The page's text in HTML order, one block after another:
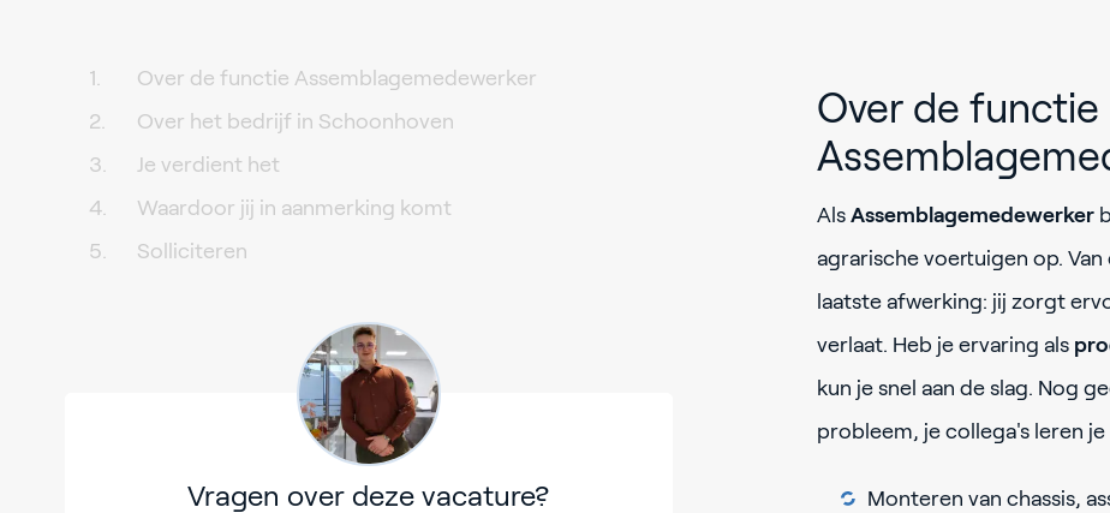
Over de functie Assemblagemedewerker
Over het bedrijf in Schoonhoven
Je verdient het
Waardoor jij in aanmerking komt
Solliciteren
Vragen over deze vacature?
Over de functie
Als Assemblagemedewerker
agrarische voertuigen op.
laatste afwerking: jij zorgt
verlaat. Heb je ervaring als
kun je snel aan de slag. Nog
probleem, je collega's leren
Monteren van chassis,